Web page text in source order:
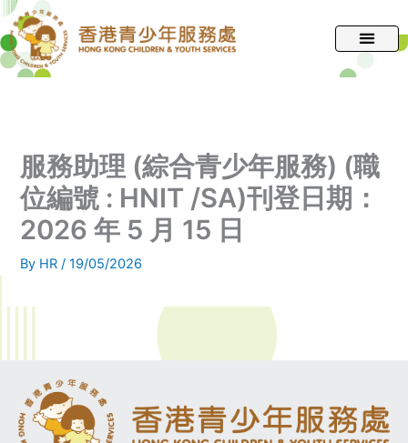
跳
至
主
服務助理 (綜合青少年服務) (職
位編號 : HNIT /SA)刊登日期：
2026 年 5 月 15 日
By HR/19/05/2026